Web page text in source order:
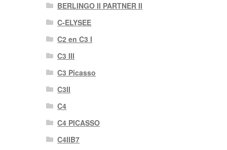
BERLINGO II PARTNER II
C-ELYSEE
C2 en C3 I
C3 III
C3 Picasso
C3II
C4
C4 PICASSO
C4IIB7